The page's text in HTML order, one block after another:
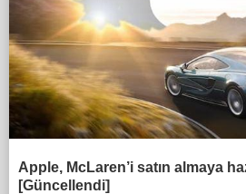
Apple, McLaren’i satın almaya
[Güncellendi]